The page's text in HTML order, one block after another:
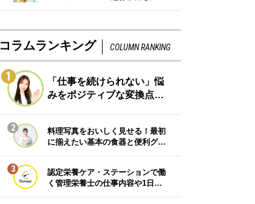
コラムランキング COLUMN RANKING
1
「仕事を続けられない」悩
みをポジティブな変換点…
2
料理写真をおいしく見せる！最初
に揃えたい基本の食器と便利グ…
3
認定栄養ケア・ステーションで働
く管理栄養士の仕事内容や1日…